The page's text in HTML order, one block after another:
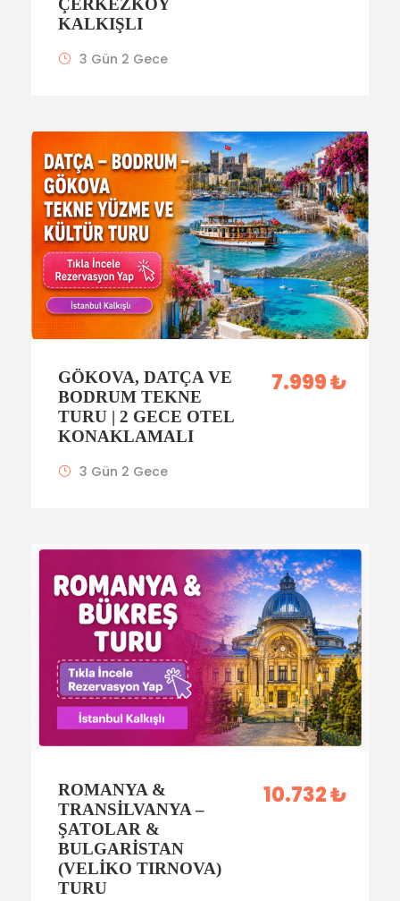
ÇERKEZKÖY
KALKIŞLI
3 Gün 2 Gece
GÖKOVA, DATÇA VE
BODRUM TEKNE
TURU | 2 GECE OTEL
KONAKLAMALI
7.999 ₺
3 Gün 2 Gece
ROMANYA &
TRANSILVANYA –
ŞATOLAR &
BULGARISTAN
(VELIKO TIRNOVA)
TURU
10.732 ₺